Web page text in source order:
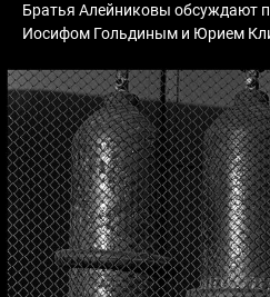
Братья Алейниковы обсуждают
Иосифом Гольдиным и Юрием